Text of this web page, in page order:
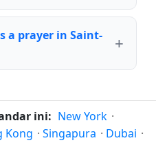
a prayer in Saint-
ini: New York ·
Kong · Singapura · Dubai ·